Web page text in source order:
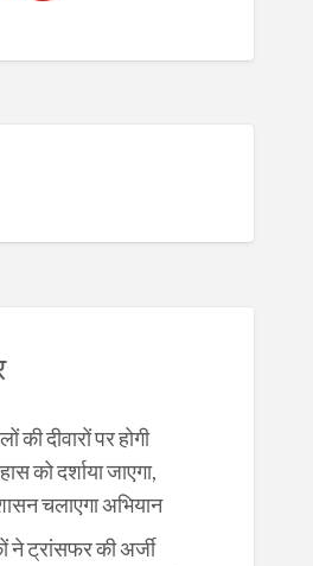
की दीवारों पर होगी
को दर्शाया जाएगा,
चलाएगा अभियान
ने ट्रांसफर की अर्जी